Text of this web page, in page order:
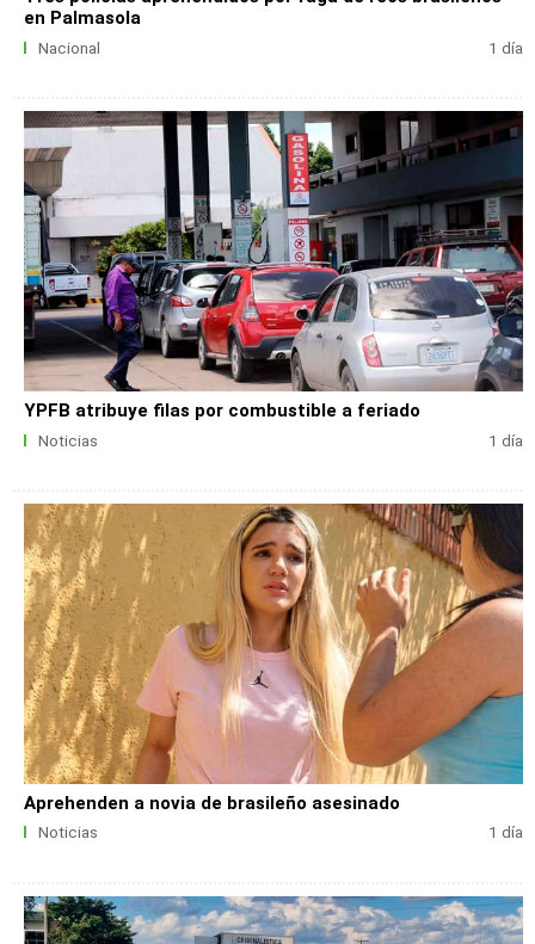
en Palmasola
Nacional 1 día
YPFB atribuye filas por combustible a feriado
Noticias 1 día
Aprehenden a novia de brasileño asesinado
Noticias 1 día